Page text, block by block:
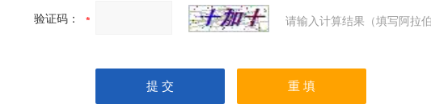
验证码： 请输入计算结果（填写阿拉